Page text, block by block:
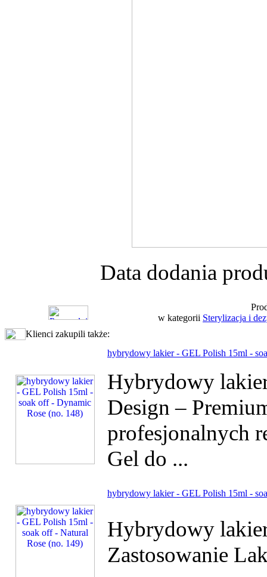
Data dodania
w kategorii Sterylizacja i
Klienci zakupili także:
hybrydowy lakier - GEL Polish 15ml -
Hybrydowy
Design –
profesjonalnych
Gel do ...
hybrydowy lakier - GEL Polish 15ml -
Hybrydowy
Zastosowanie